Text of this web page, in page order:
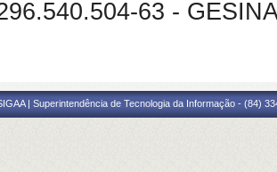
63 -
| Superintendência de Tecnologia da Informação - (84)